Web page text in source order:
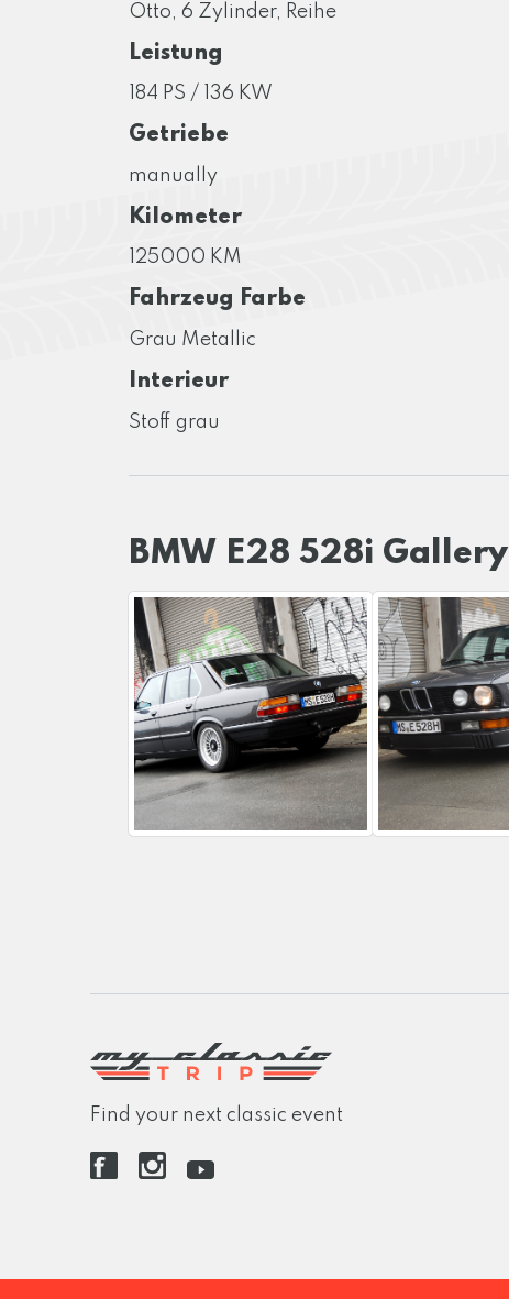
Otto, 6 Zylinder, Reihe
Leistung
184 PS / 136 KW
Getriebe
manually
Kilometer
125000 KM
Fahrzeug Farbe
Grau Metallic
Interieur
Stoff grau
BMW E28 528i Gallery
Find your next classic event